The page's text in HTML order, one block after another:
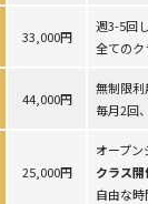
33,000円
週3-5回
全てのク
44,000円
無制限利
毎月2回
25,000円
オープン
クラス開
自由な時